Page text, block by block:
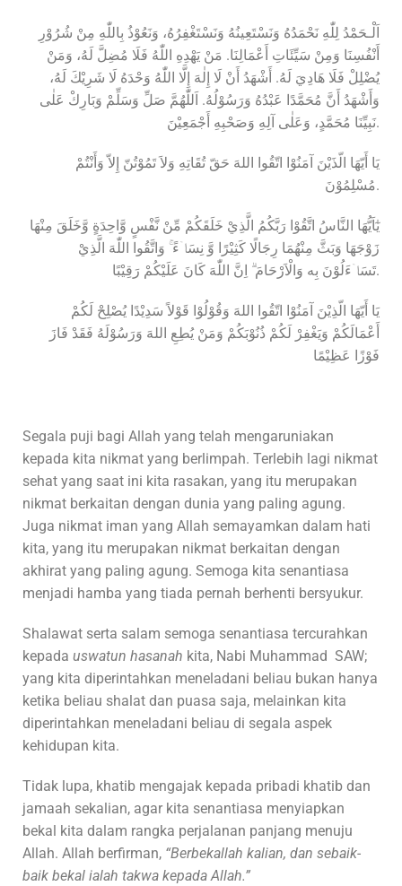
اَلْـحَمْدُ لِلّٰهِ نَحْمَدُهُ وَنَسْتَعِينُهُ وَنَسْتَغْفِرُهُ، وَنَعُوْذُ بِاللّٰهِ مِنْ شُرُوْرِ
أَنْفُسِنَا وَمِنْ سَيِّئَاتِ أَعْمَالِنَا. مَنْ يَهْدِهِ اللّٰهُ فَلَا مُضِلَّ لَهُ، وَمَنْ
يُضْلِلْ فَلَا هَادِيَ لَهُ. أَشْهَدُ أَنْ لَا إِلٰهَ إِلَّا اللّٰهُ وَحْدَهُ لَا شَرِيْكَ لَهُ،
وَأَشْهَدُ أَنَّ مُحَمَّدًا عَبْدُهُ وَرَسُوْلُهُ. اَللّٰهُمَّ صَلِّ وَسَلِّمْ وَبَارِكْ عَلٰى
نَبِيِّنَا مُحَمَّدٍ، وَعَلٰى آلِهِ وَصَحْبِهِ أَجْمَعِيْنَ.
يَا أَيّهَا الّذَيْنَ آمَنُوْا اتّقُوا اللهَ حَقّ تُقَاتِهِ وَلاَ تَمُوْتُنّ إِلاّ وَأَنْتُمْ
مُسْلِمُوْنَ.
يٰٓاَيُّهَا النَّاسُ اتَّقُوْا رَبَّكُمُ الَّذِيْ خَلَقَكُمْ مِّنْ نَّفْسٍ وَّاحِدَةٍ وَّخَلَقَ مِنْهَا
زَوْجَهَا وَبَثَّ مِنْهُمَا رِجَالًا كَثِيْرًا وَّ نِسَاۤءً ۚ وَاتَّقُوا اللّٰهَ الَّذِيْ
تَسَاۤءَلُوْنَ بِه وَالْاَرْحَامَ ۗ اِنَّ اللّٰهَ كَانَ عَلَيْكُمْ رَقِيْبًا.
يَا أَيّهَا الّذِيْنَ آمَنُوْا اتّقُوا اللهَ وَقُوْلُوْا قَوْلاً سَدِيْدًا يُصْلِحْ لَكُمْ
أَعْمَالَكُمْ وَيَغْفِرْ لَكُمْ ذُنُوْبَكُمْ وَمَنْ يُطِعِ اللهَ وَرَسُوْلَهُ فَقَدْ فَازَ
فَوْزًا عَظِيْمًا
Segala puji bagi Allah yang telah mengaruniakan
kepada kita nikmat yang berlimpah. Terlebih lagi nikmat
sehat yang saat ini kita rasakan, yang itu merupakan
nikmat berkaitan dengan dunia yang paling agung.
Juga nikmat iman yang Allah semayamkan dalam hati
kita, yang itu merupakan nikmat berkaitan dengan
akhirat yang paling agung. Semoga kita senantiasa
menjadi hamba yang tiada pernah berhenti bersyukur.
Shalawat serta salam semoga senantiasa tercurahkan
kepada uswatun hasanah kita, Nabi Muhammad SAW;
yang kita diperintahkan meneladani beliau bukan hanya
ketika beliau shalat dan puasa saja, melainkan kita
diperintahkan meneladani beliau di segala aspek
kehidupan kita.
Tidak lupa, khatib mengajak kepada pribadi khatib dan
jamaah sekalian, agar kita senantiasa menyiapkan
bekal kita dalam rangka perjalanan panjang menuju
Allah. Allah berfirman, “Berbekallah kalian, dan sebaik-
baik bekal ialah takwa kepada Allah.”